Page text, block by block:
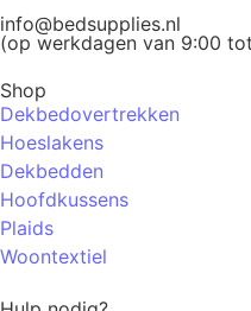
info@bedsupplies.nl
(op werkdagen van 9:00
Shop
Dekbedovertrekken
Hoeslakens
Dekbedden
Hoofdkussens
Plaids
Woontextiel